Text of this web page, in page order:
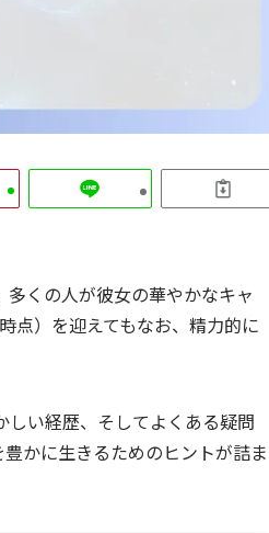
多くの人が彼女の華やかなキャ
点）を迎えてもなお、精力的に
い経歴、そしてよくある疑問
かに生きるためのヒントが詰ま